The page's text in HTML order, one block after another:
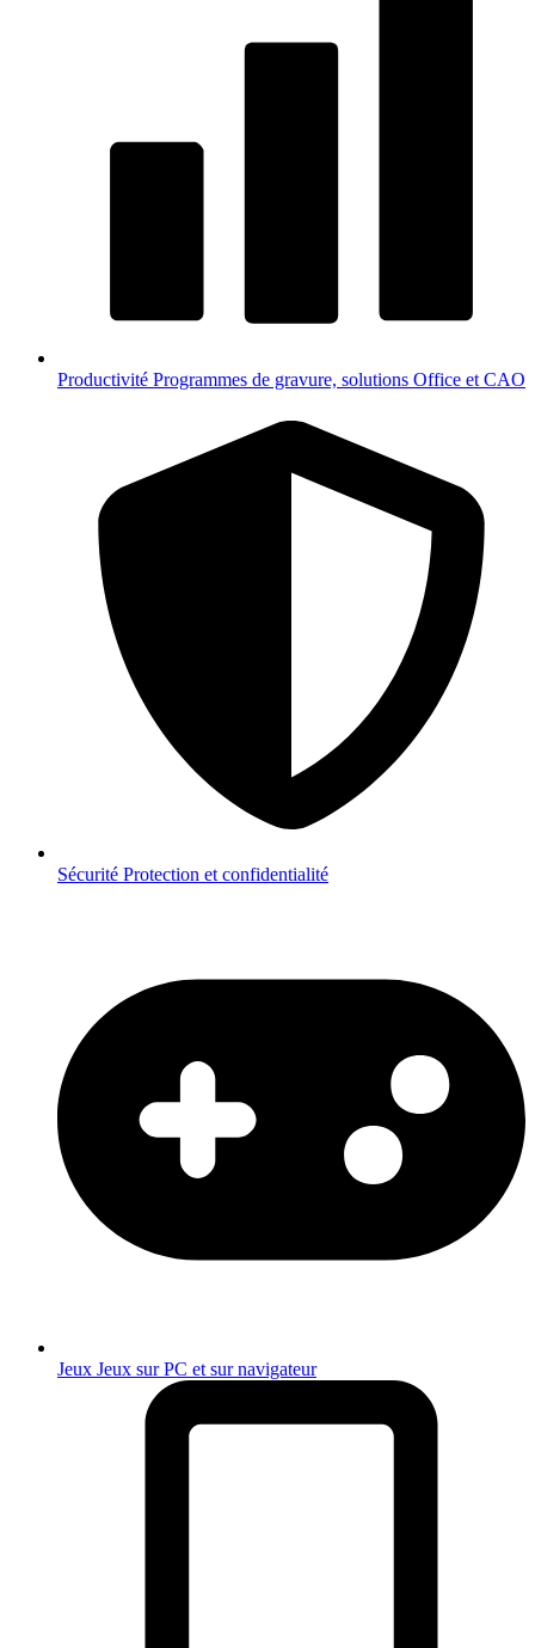
Productivité Programmes de gravure, solutions Office et CAO
Sécurité Protection et confidentialité
Jeux Jeux sur PC et sur navigateur